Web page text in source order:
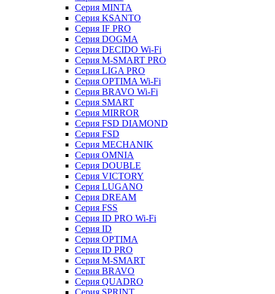
Серия MINTA
Серия KSANTO
Серия IF PRO
Серия DOGMA
Серия DECIDO Wi-Fi
Серия M-SMART PRO
Серия LIGA PRO
Серия OPTIMA Wi-Fi
Серия BRAVO Wi-Fi
Серия SMART
Серия MIRROR
Серия FSD DIAMOND
Серия FSD
Серия MECHANIK
Серия OMNIA
Серия DOUBLE
Серия VICTORY
Серия LUGANO
Серия DREAM
Серия FSS
Серия ID PRO Wi-Fi
Серия ID
Серия OPTIMA
Серия ID PRO
Серия M-SMART
Серия BRAVO
Серия QUADRO
Серия SPRINT